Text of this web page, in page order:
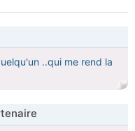
..qui me rend la